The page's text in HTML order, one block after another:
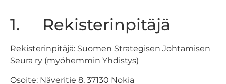
1. Rekisterinpitäjä
Rekisterinpitäjä: Suomen Strategisen Johtamisen
Seura ry (myöhemmin Yhdistys)
Osoite: Näveritie 8, 37130 Nokia